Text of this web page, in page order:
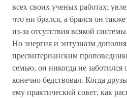
всех своих ученых работах;
что ни брался, а брался он
из-за отсутствия всякой
Но энергия и энтузиазм
пресвитерианским
семью, он никогда не заботился
конечно бедствовал. Когда
ему практический совет, как